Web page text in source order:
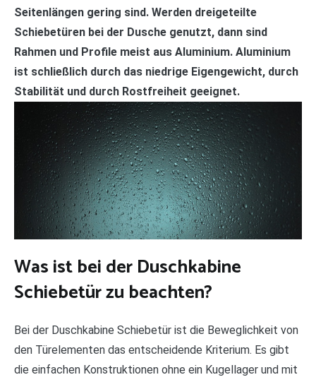
Seitenlängen gering sind. Werden dreigeteilte
Schiebetüren bei der Dusche genutzt, dann sind
Rahmen und Profile meist aus Aluminium. Aluminium
ist schließlich durch das niedrige Eigengewicht, durch
Stabilität und durch Rostfreiheit geeignet.
Was ist bei der Duschkabine
Schiebetür zu beachten?
Bei der Duschkabine Schiebetür ist die Beweglichkeit von
den Türelementen das entscheidende Kriterium. Es gibt
die einfachen Konstruktionen ohne ein Kugellager und mit